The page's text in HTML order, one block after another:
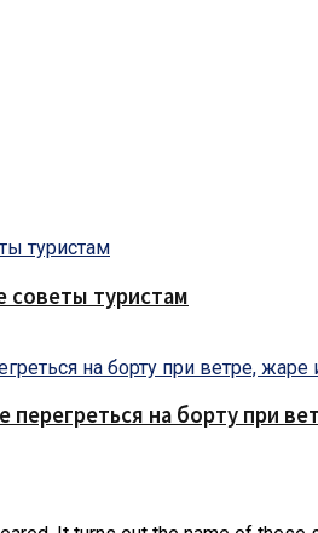
советы туристам
перегреться на борту при